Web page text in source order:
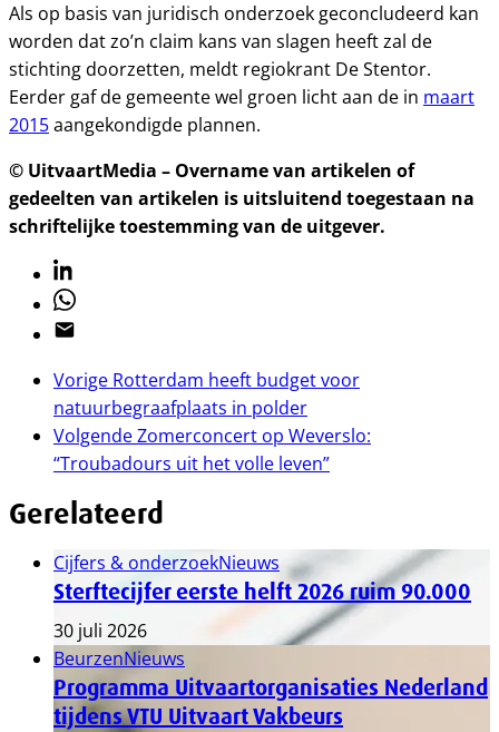
Als op basis van juridisch onderzoek geconcludeerd kan
worden dat zo’n claim kans van slagen heeft zal de
stichting doorzetten, meldt regiokrant De Stentor.
Eerder gaf de gemeente wel groen licht aan de in maart
2015aangekondigde plannen.
© UitvaartMedia – Overname van artikelen of
gedeelten van artikelen is uitsluitend toegestaan na
schriftelijke toestemming van de uitgever.
Linkedin
Whatsapp
Email
Vorige Rotterdam heeft budget voor
natuurbegraafplaats in polder
VolgendeZomerconcert op Weverslo:
“Troubadours uit het volle leven”
Gerelateerd
Cijfers & onderzoekNieuws
Sterftecijfer eerste helft 2026 ruim 90.000
30 juli 2026
BeurzenNieuws
Programma Uitvaartorganisaties Nederland
tijdens VTU Uitvaart Vakbeurs